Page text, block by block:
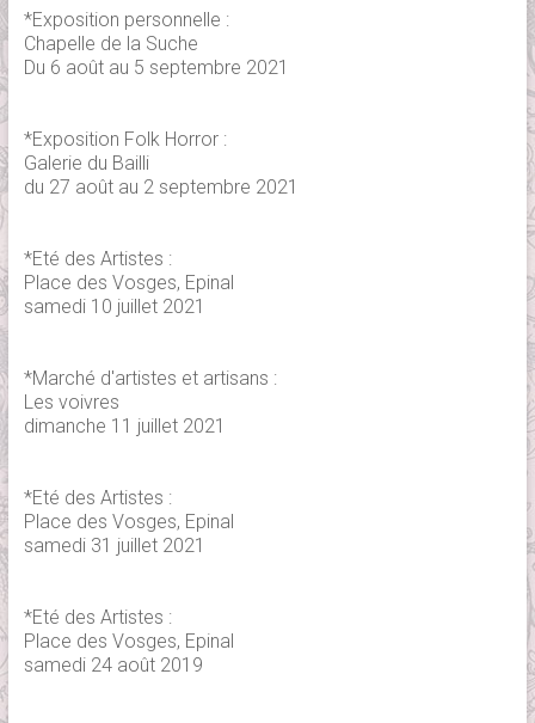
*Exposition personnelle :
Chapelle de la Suche
Du 6 août au 5 septembre 2021
*Exposition Folk Horror :
Galerie du Bailli
du 27 août au 2 septembre 2021
*Eté des Artistes :
Place des Vosges, Epinal
samedi 10 juillet 2021
*Marché d'artistes et artisans :
Les voivres
dimanche 11 juillet 2021
*Eté des Artistes :
Place des Vosges, Epinal
samedi 31 juillet 2021
*Eté des Artistes :
Place des Vosges, Epinal
samedi 24 août 2019